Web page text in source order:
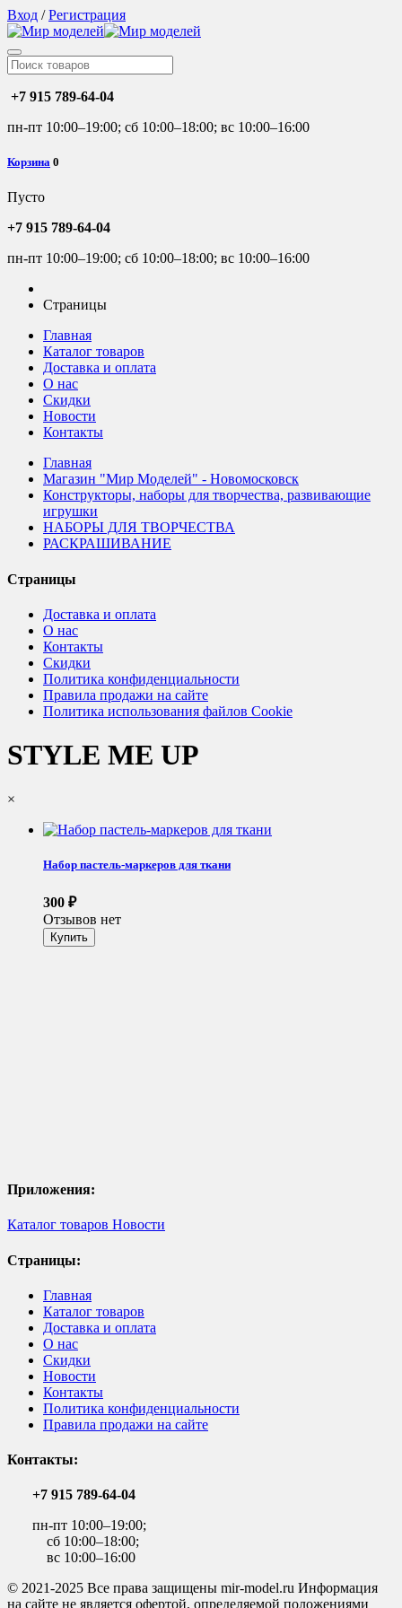
Вход /Регистрация
+7 915 789-64-04
пн-пт 10:00–19:00; сб 10:00–18:00; вс 10:00–16:00
Корзина 0
Пусто
+7 915 789-64-04
пн-пт 10:00–19:00; сб 10:00–18:00; вс 10:00–16:00
Страницы
Главная
Каталог товаров
Доставка и оплата
О нас
Скидки
Новости
Контакты
Главная
Магазин "Мир Моделей" - Новомосковск
Конструкторы, наборы для творчества, развивающие
игрушки
НАБОРЫ ДЛЯ ТВОРЧЕСТВА
РАСКРАШИВАНИЕ
Страницы
Доставка и оплата
О нас
Контакты
Скидки
Политика конфиденциальности
Правила продажи на сайте
Политика использования файлов Cookie
STYLE ME UP
×
Набор пастель-маркеров для ткани
300 ₽
Отзывов нет
Приложения:
Каталог товаров Новости
Страницы:
Главная
Каталог товаров
Доставка и оплата
О нас
Скидки
Новости
Контакты
Политика конфиденциальности
Правила продажи на сайте
Контакты:
+7 915 789-64-04
пн-пт 10:00–19:00;
сб 10:00–18:00;
вс 10:00–16:00
© 2021-2025 Все права защищены mir-model.ru Информация
на сайте не является офертой, определяемой положениями